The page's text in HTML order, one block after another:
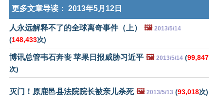
更多文章导读： 2013年5月12日
人永远解释不了的全球离奇事件（上） 🖼️ 2013/5/14
(148,433次)
博讯总管韦石奔丧 苹果日报威胁习近平 🖼️ 2013/5/14 (99,847
次)
灭门！原鹿邑县法院院长被亲儿杀死 🖼️ 2013/5/13 (93,018次)